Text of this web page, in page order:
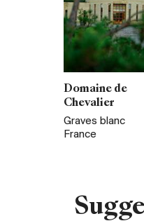
Domaine de
Chevalier
Graves blanc
France